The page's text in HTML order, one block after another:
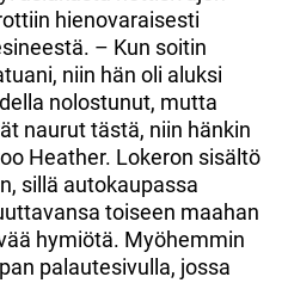
hienovaraisesti
– Kun soitin
niin hän oli aluksi
nolostunut, mutta
naurut tästä, niin hänkin
Heather. Lokeron sisältö
sillä autokaupassa
toiseen maahan
hymiötä. Myöhemmin
palautesivulla, jossa